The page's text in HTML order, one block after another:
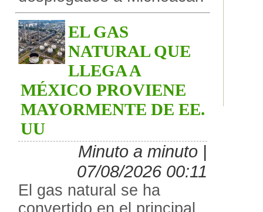
EL GAS
NATURAL QUE
LLEGA A
MÉXICO PROVIENE
MAYORMENTE DE EE.
UU
Minuto a minuto |
07/08/2026 00:11
El gas natural se ha
convertido en el principal